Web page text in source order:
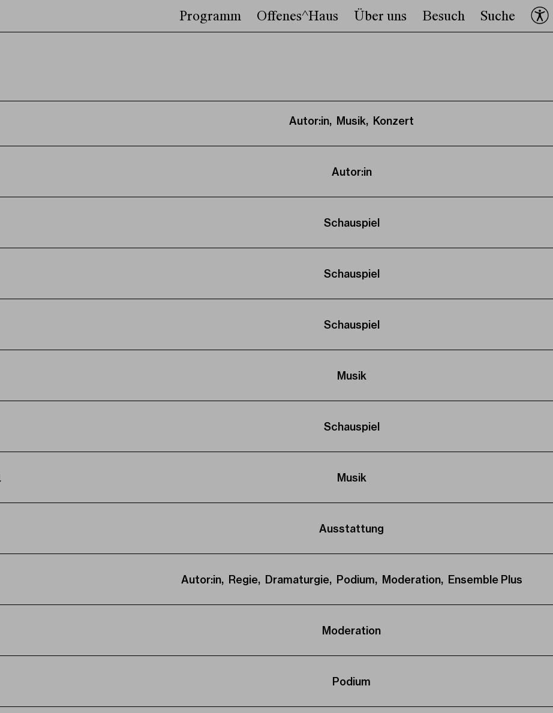
Programm Offenes^Haus Über uns Besuch Suche
Autor:in, Musik, Konzert
Autor:in
Schauspiel
Schauspiel
Schauspiel
Musik
Schauspiel
Musik
Ausstattung
Autor:in, Regie, Dramaturgie, Podium, Moderation, Ensemble Plus
Moderation
Podium